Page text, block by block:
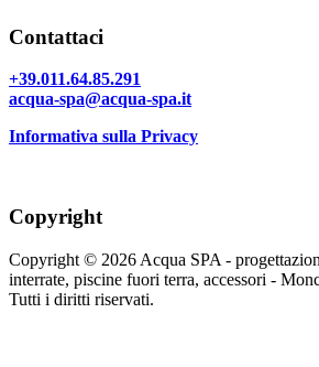
Contattaci
+39.011.64.85.291
acqua-spa@acqua-spa.it
Informativa sulla Privacy
Copyright
Copyright © 2026 Acqua SPA -
interrate, piscine fuori terra, accessori -
Tutti i diritti riservati.